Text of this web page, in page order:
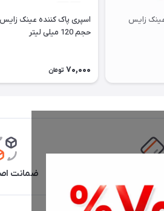
زایس
اسپری پاک کننده عینک زایس
حجم 120 میلی لیتر
70,000 تومان
ضمانت